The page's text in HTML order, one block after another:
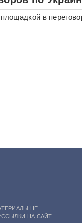
в
НЕ
НА САЙТ